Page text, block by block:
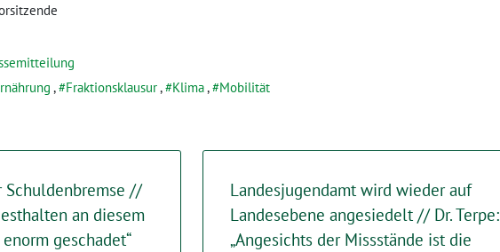
, Fraktionsklausur, Klima, Mobilität
Schuldenbremse //
an diesem
geschadet“
Landesjugendamt wird wieder auf
Landesebene angesiedelt // Dr. Terpe:
„Angesichts der Missstände ist die